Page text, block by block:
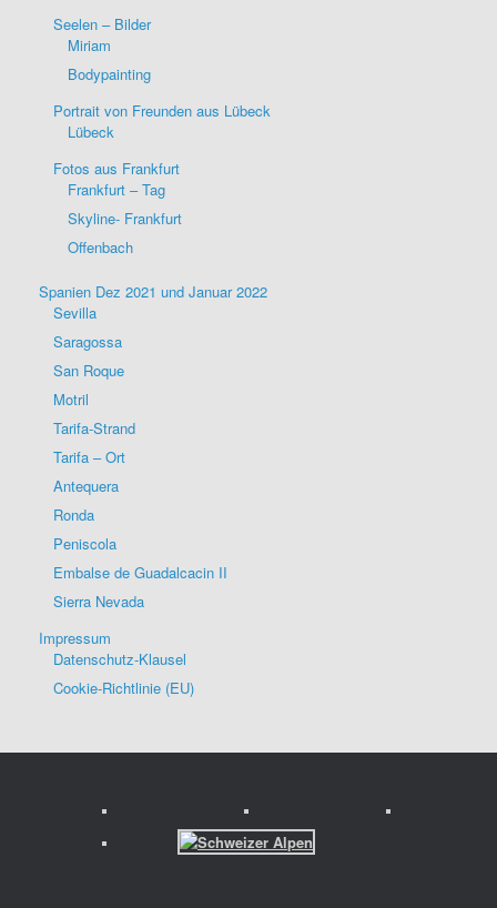
Seelen – Bilder
Miriam
Bodypainting
Portrait von Freunden aus Lübeck
Lübeck
Fotos aus Frankfurt
Frankfurt – Tag
Skyline- Frankfurt
Offenbach
Spanien Dez 2021 und Januar 2022
Sevilla
Saragossa
San Roque
Motril
Tarifa-Strand
Tarifa – Ort
Antequera
Ronda
Peniscola
Embalse de Guadalcacin II
Sierra Nevada
Impressum
Datenschutz-Klausel
Cookie-Richtlinie (EU)